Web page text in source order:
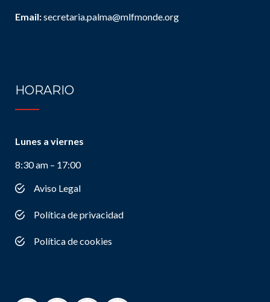
Email:secretaria.palma@mlfmonde.org
HORARIO
Lunes a viernes
8:30 am – 17:00
Aviso Legal
Política de privacidad
Política de cookies